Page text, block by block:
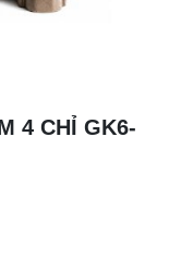
4 CHỈ GK6-